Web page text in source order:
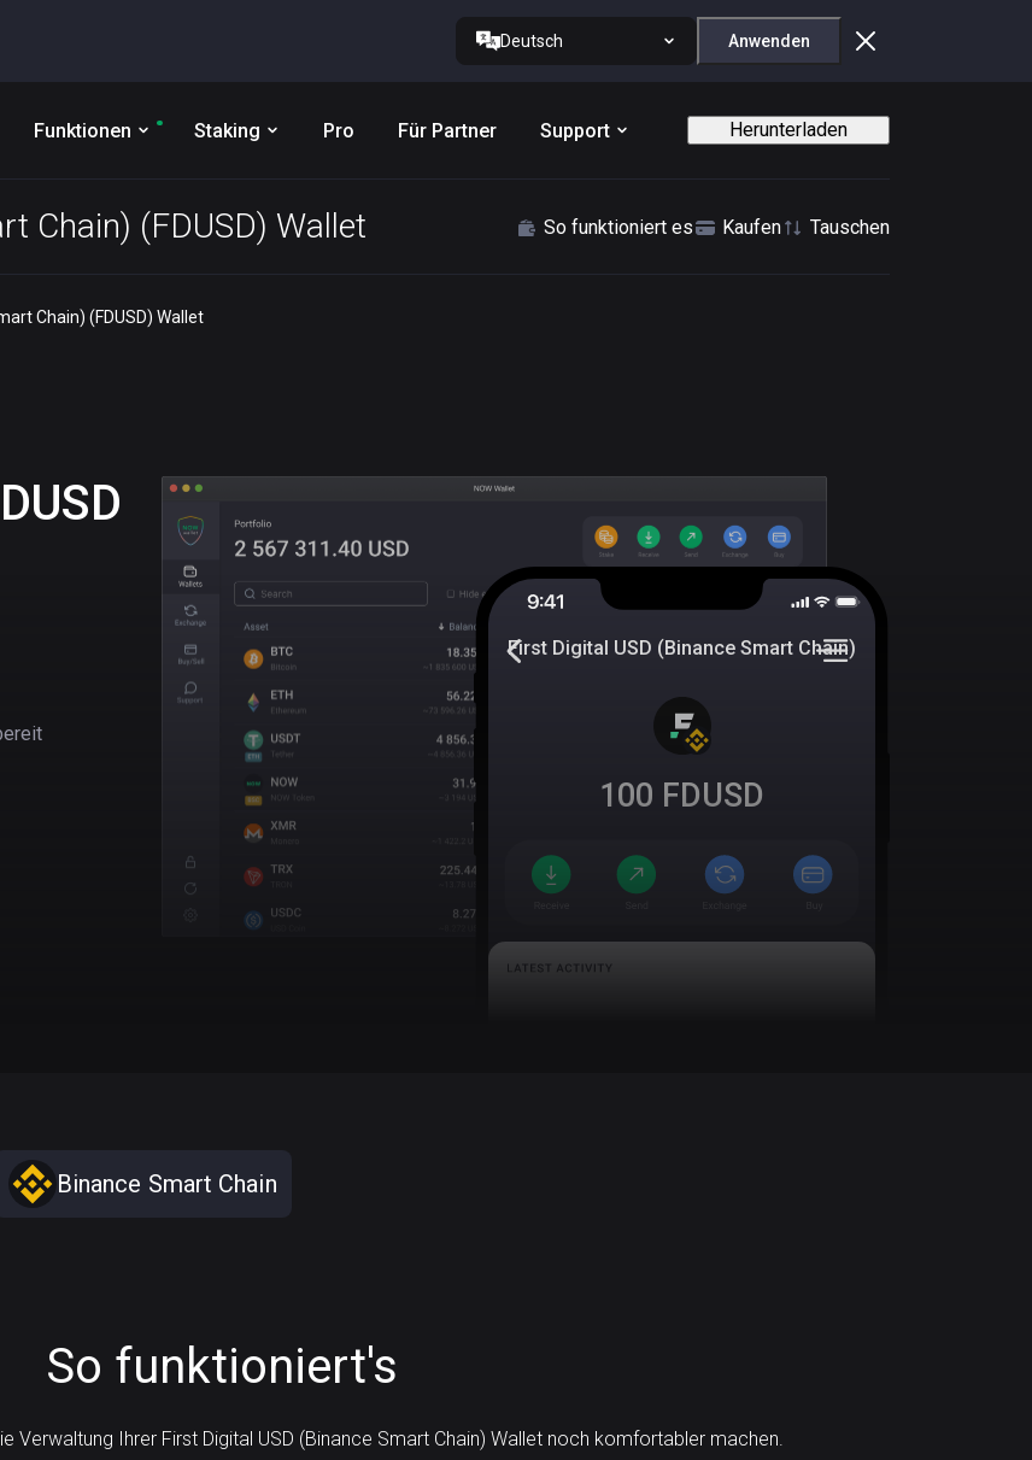
Deutsch Anwenden
Funktionen Staking Pro Für Partner Support Herunterladen
Chain) (FDUSD) Wallet So funktioniert es Kaufen Tauschen
Chain) (FDUSD) Wallet
First Digital USD (Binance Smart Chain)
100 FDUSD
Binance Smart Chain
So funktioniert's
Verwaltung Ihrer First Digital USD (Binance Smart Chain) Wallet noch komfortabler machen.